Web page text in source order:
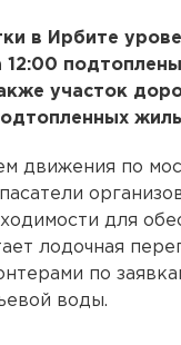
в Ирбите
12:00
участок
движения по
для
лодочная
по
воды.